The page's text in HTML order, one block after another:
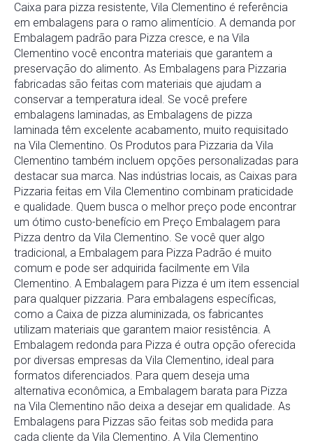
Caixa para pizza resistente, Vila Clementino é referência
em embalagens para o ramo alimentício. A demanda por
Embalagem padrão para Pizza cresce, e na Vila
Clementino você encontra materiais que garantem a
preservação do alimento. As Embalagens para Pizzaria
fabricadas são feitas com materiais que ajudam a
conservar a temperatura ideal. Se você prefere
embalagens laminadas, as Embalagens de pizza
laminada têm excelente acabamento, muito requisitado
na Vila Clementino. Os Produtos para Pizzaria da Vila
Clementino também incluem opções personalizadas para
destacar sua marca. Nas indústrias locais, as Caixas para
Pizzaria feitas em Vila Clementino combinam praticidade
e qualidade. Quem busca o melhor preço pode encontrar
um ótimo custo-benefício em Preço Embalagem para
Pizza dentro da Vila Clementino. Se você quer algo
tradicional, a Embalagem para Pizza Padrão é muito
comum e pode ser adquirida facilmente em Vila
Clementino. A Embalagem para Pizza é um item essencial
para qualquer pizzaria. Para embalagens específicas,
como a Caixa de pizza aluminizada, os fabricantes
utilizam materiais que garantem maior resistência. A
Embalagem redonda para Pizza é outra opção oferecida
por diversas empresas da Vila Clementino, ideal para
formatos diferenciados. Para quem deseja uma
alternativa econômica, a Embalagem barata para Pizza
na Vila Clementino não deixa a desejar em qualidade. As
Embalagens para Pizzas são feitas sob medida para
cada cliente da Vila Clementino. A Vila Clementino